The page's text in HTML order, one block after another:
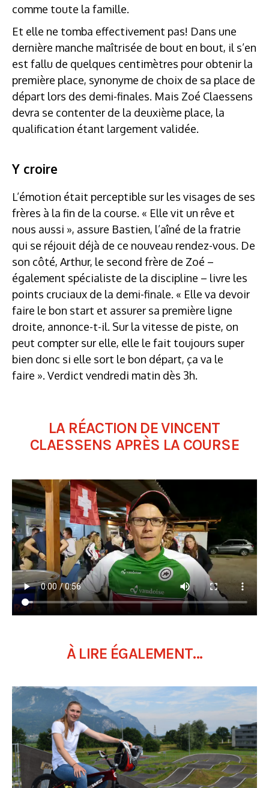
comme toute la famille.
Et elle ne tomba effectivement pas! Dans une
dernière manche maîtrisée de bout en bout, il s’en
est fallu de quelques centimètres pour obtenir la
première place, synonyme de choix de sa place de
départ lors des demi-finales. Mais Zoé Claessens
devra se contenter de la deuxième place, la
qualification étant largement validée.
Y croire
L’émotion était perceptible sur les visages de ses
frères à la fin de la course. « Elle vit un rêve et
nous aussi », assure Bastien, l’aîné de la fratrie
qui se réjouit déjà de ce nouveau rendez-vous. De
son côté, Arthur, le second frère de Zoé –
également spécialiste de la discipline – livre les
points cruciaux de la demi-finale. « Elle va devoir
faire le bon start et assurer sa première ligne
droite, annonce-t-il. Sur la vitesse de piste, on
peut compter sur elle, elle le fait toujours super
bien donc si elle sort le bon départ, ça va le
faire ». Verdict vendredi matin dès 3h.
LA RÉACTION DE VINCENT
CLAESSENS APRÈS LA COURSE
À LIRE ÉGALEMENT...